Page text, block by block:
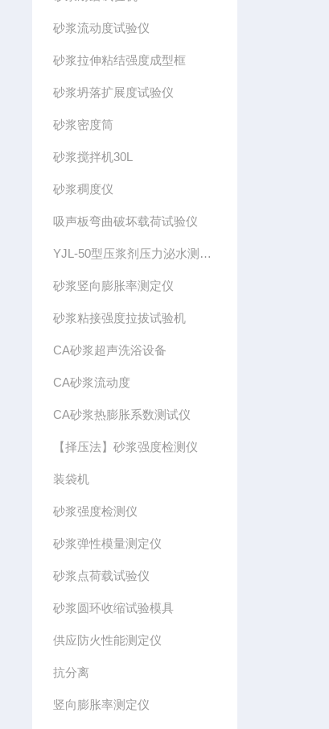
砂浆流动度试验仪
砂浆拉伸粘结强度成型框
砂浆坍落扩展度试验仪
砂浆密度筒
砂浆搅拌机30L
砂浆稠度仪
吸声板弯曲破坏载荷试验仪
YJL-50型压浆剂压力泌水测定仪
砂浆竖向膨胀率测定仪
砂浆粘接强度拉拔试验机
CA砂浆超声洗浴设备
CA砂浆流动度
CA砂浆热膨胀系数测试仪
【择压法】砂浆强度检测仪
装袋机
砂浆强度检测仪
砂浆弹性模量测定仪
砂浆点荷载试验仪
砂浆圆环收缩试验模具
供应防火性能测定仪
抗分离
竖向膨胀率测定仪